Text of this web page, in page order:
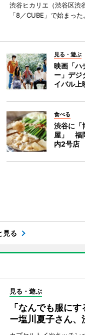
渋谷ヒカリエ（渋谷区渋
「8／CUBE」で始まった。
見る・遊ぶ
映画「ハ
ー」デジ
イバル上
食べる
渋谷に「
屋」 福
内2号店
見る
見る・遊ぶ
「なんでも服に
ー塩川夏子さん、